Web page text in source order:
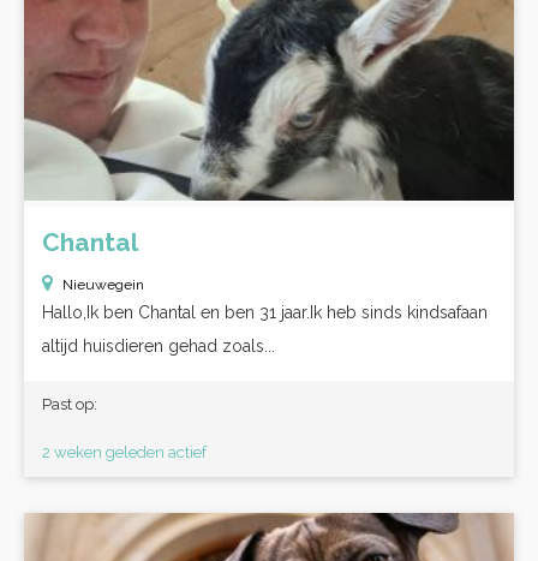
Chantal
Nieuwegein
Hallo,Ik ben Chantal en ben 31 jaar.Ik heb sinds kindsafaan
altijd huisdieren gehad zoals...
Past op:
2 weken geleden actief